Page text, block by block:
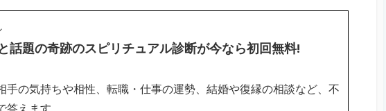
話題の奇跡のスピリチュアル診断が今なら初回無料!
手の気持ちや相性、転職・仕事の運勢、結婚や復縁の相談など、不
えます。